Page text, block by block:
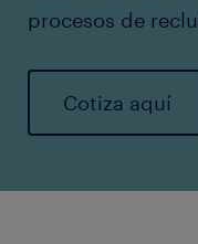
procesos de
Cotiza aquí